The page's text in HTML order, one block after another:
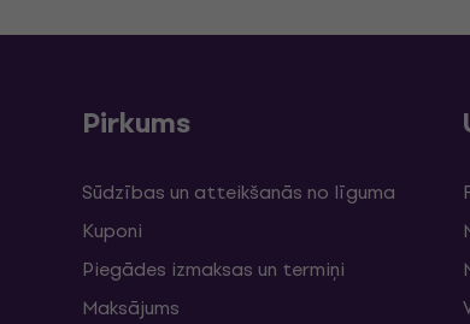
Pirkums
Sūdzības un atteikšanās no līguma
Kuponi
Piegādes izmaksas un termiņi
Maksājums